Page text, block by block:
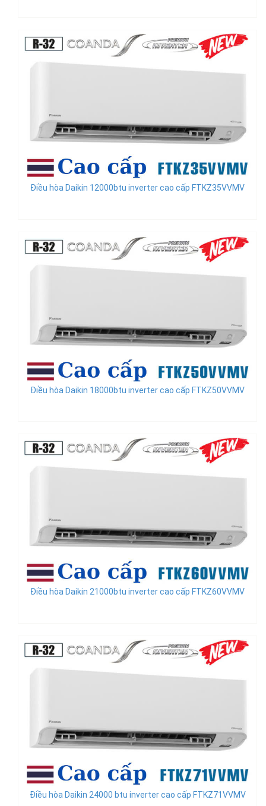
Điều hòa Daikin 12000btu inverter cao cấp FTKZ35VVMV
Điều hòa Daikin 18000btu inverter cao cấp FTKZ50VVMV
Điều hòa Daikin 21000btu inverter cao cấp FTKZ60VVMV
Điều hòa Daikin 24000 btu inverter cao cấp FTKZ71VVMV